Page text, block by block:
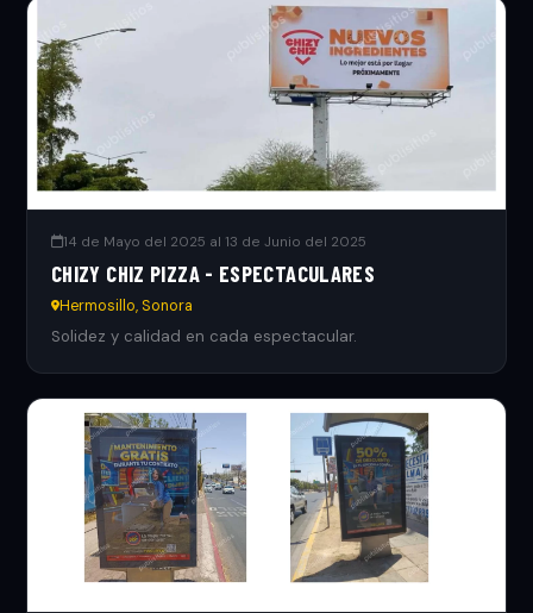
14 de Mayo del 2025 al 13 de Junio del 2025
CHIZY CHIZ PIZZA - ESPECTACULARES
Hermosillo, Sonora
Solidez y calidad en cada espectacular.